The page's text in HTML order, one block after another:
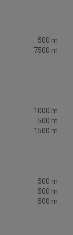
500 m
7500 m
1000 m
500 m
1500 m
500 m
500 m
500 m